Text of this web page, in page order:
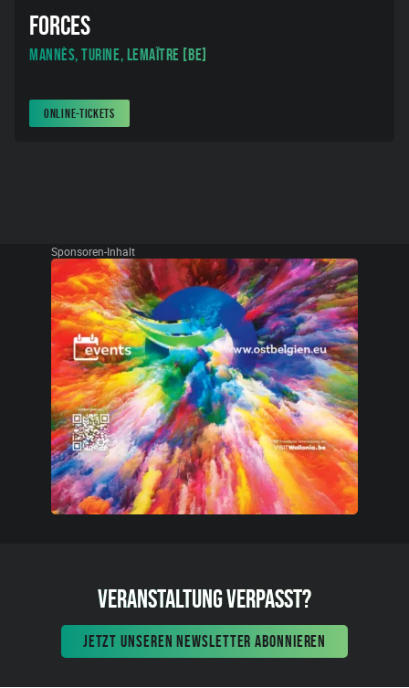
FORCES
Mannès, Turine, Lemaître [BE]
ONLINE-TICKETS
Sponsoren-Inhalt
VERANSTALTUNG VERPASST?
JETZT UNSEREN NEWSLETTER ABONNIEREN